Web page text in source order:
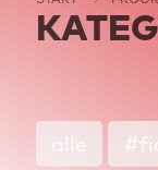
alle